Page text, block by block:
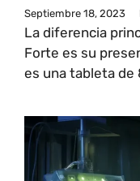
Septiembre 18, 2023
La diferencia
Forte es su
es una tableta de